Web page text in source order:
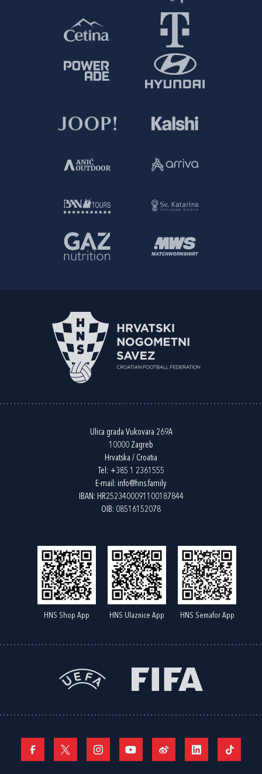
Ulica grada Vukovara 269A
10000 Zagreb
Hrvatska / Croatia
Tel: +385 1 2361555
E-mail: info@hns.family
IBAN: HR2523400091100187844
OIB: 08516152078
HNS Shop App HNS Ulaznice App HNS Semafor App